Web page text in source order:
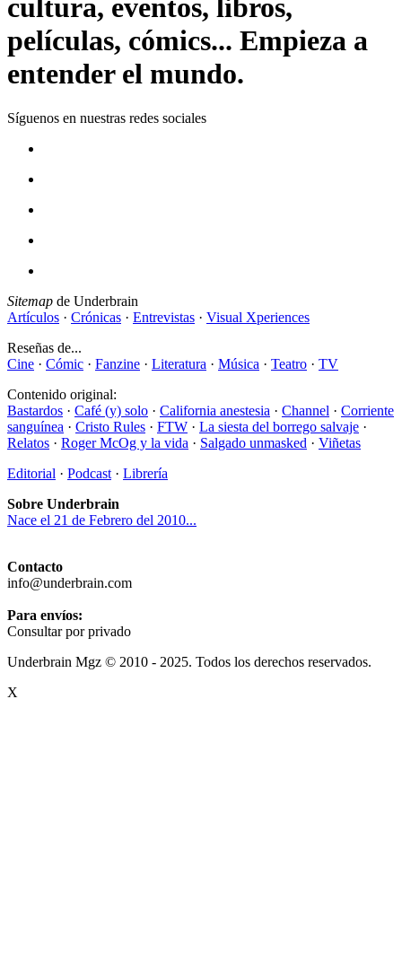
cultura, eventos, libros,
películas, cómics... Empieza a
entender el mundo.
Síguenos en nuestras redes sociales
Sitemap de Underbrain
Artículos · Crónicas · Entrevistas · Visual Xperiences
Reseñas de...
Cine · Cómic · Fanzine · Literatura · Música · Teatro · TV
Contenido original:
Bastardos · Café (y) solo · California anestesia · Channel · Corriente
sanguínea · Cristo Rules · FTW · La siesta del borrego salvaje ·
Relatos · Roger McOg y la vida · Salgado unmasked · Viñetas
Editorial · Podcast · Librería
Sobre Underbrain
Nace el 21 de Febrero del 2010...
Contacto
info@underbrain.com
Para envíos:
Consultar por privado
Underbrain Mgz © 2010 - 2025. Todos los derechos reservados.
X